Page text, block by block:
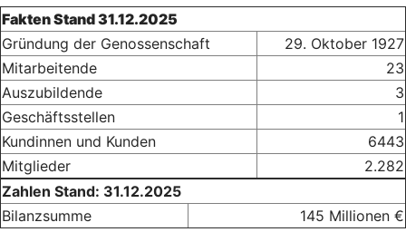
Fakten Stand 31.12.2025
Gründung der Genossenschaft
29. Oktober 1927
Mitarbeitende
23
Auszubildende
3
Geschäftsstellen
1
Kundinnen und Kunden
6443
Mitglieder
2.282
Zahlen Stand: 31.12.2025
Bilanzsumme
145 Millionen €